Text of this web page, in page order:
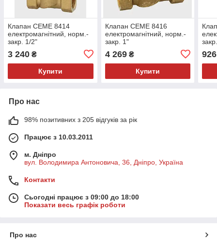
Клапан CEME 8414
електромагнітний, норм.-
закр. 1/2"
3 240 ₴
Купити
Клапан CEME 8416
електромагнітний, норм.-
закр. 1"
4 269₴
Купити
926
Про нас
98% позитивних з 205 відгуків за рік
Працює з 10.03.2011
м. Дніпро
вул. Володимира Антоновича, 36, Дніпро, Україна
Контакти
Сьогодні працює з 09:00 до 18:00
Показати весь графік роботи
Про нас